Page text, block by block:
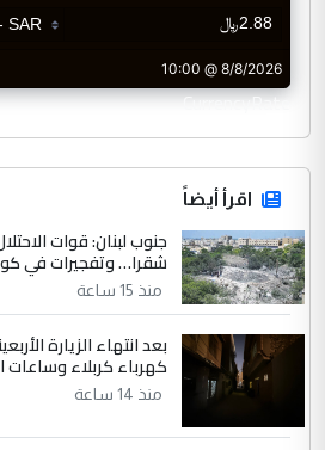
CurrencyRate
اقرأ أيضاً
جنوب لبنان: قوات
شقرا… وتفجيرات في
منذ 15 ساعة
بعد انتهاء الزيارة
كهرباء كربلاء وساعات
منذ 14 ساعة